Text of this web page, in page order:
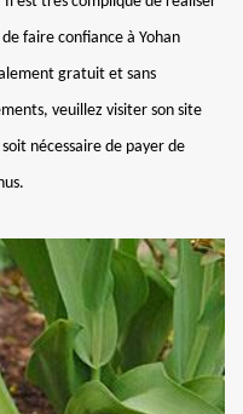
faire confiance à Yohan
gratuit et sans
veuillez visiter son site
nécessaire de payer de